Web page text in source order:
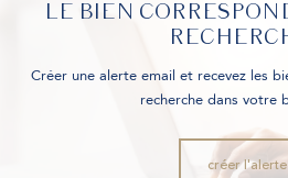
LE BIEN
Créer une alerte email et recevez les
recherche dans votre
créer l'alerte